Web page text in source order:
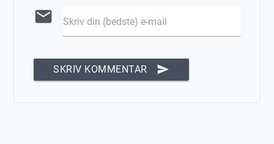
email Skriv din (bedste) e-mail
SKRIV KOMMENTAR send